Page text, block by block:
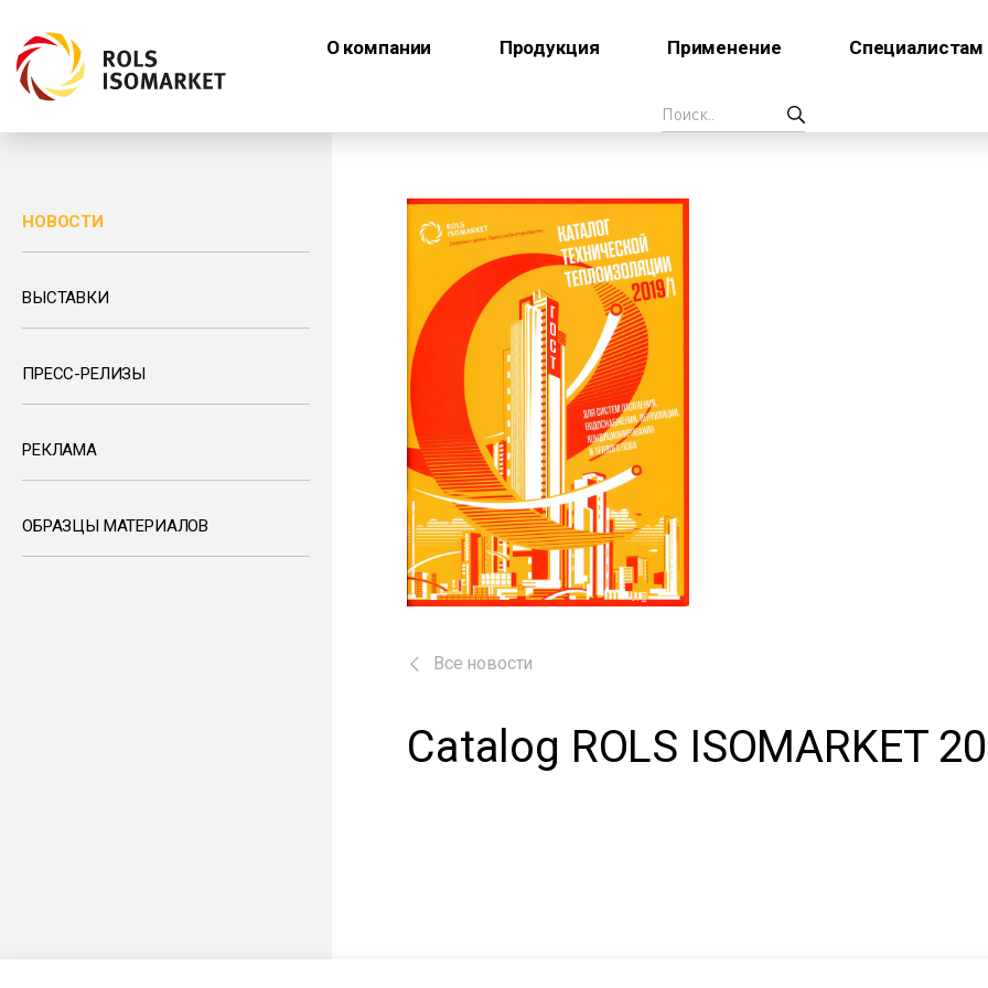
О компании Продукция Применение Специалистам
НОВОСТИ
ВЫСТАВКИ
ПРЕСС-РЕЛИЗЫ
РЕКЛАМА
ОБРАЗЦЫ МАТЕРИАЛОВ
Все новости
Catalog ROLS ISOMARKET